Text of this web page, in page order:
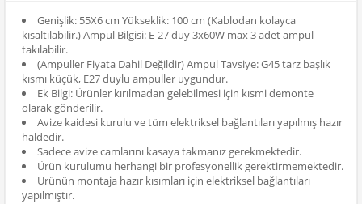
Genişlik: 55X6 cm Yükseklik: 100 cm (Kablodan kolayca
kısaltılabilir.) Ampul Bilgisi: E-27 duy 3x60W max 3 adet ampul
takılabilir.
(Ampuller Fiyata Dahil Değildir) Ampul Tavsiye: G45 tarz başlık
kısmı küçük, E27 duylu ampuller uygundur.
Ek Bilgi: Ürünler kırılmadan gelebilmesi için kısmi demonte
olarak gönderilir.
Avize kaidesi kurulu ve tüm elektriksel bağlantıları yapılmış hazır
haldedir.
Sadece avize camlarını kasaya takmanız gerekmektedir.
Ürün kurulumu herhangi bir profesyonellik gerektirmemektedir.
Ürünün montaja hazır kısımları için elektriksel bağlantıları
yapılmıştır.